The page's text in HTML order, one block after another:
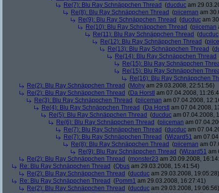
Re(7): Blu Ray Schnäppchen Thread (ducduc am
Re(8): Blu Ray Schnäppchen Thread (piiceman am
Re(9): Blu Ray Schnäppchen Thread (ducduc am
Re(10): Blu Ray Schnäppchen Thread (piiceman
Re(11): Blu Ray Schnäppchen Thread (ducduc
Re(12): Blu Ray Schnäppchen Thread (
Re(13): Blu Ray Schnäppchen Thread (
Re(14): Blu Ray Schnäppchen Thread
Re(15): Blu Ray Schnäppchen
Re(15): Blu Ray Schnäppchen
Re(16): Blu Ray Schnäppchen
Re(2): Blu Ray Schnäppchen Thread (Mohy am 29.03.2008, 22:51:56)
Re(2): Blu Ray Schnäppchen Thread (Da Horstl am 07.04.2008,
Re(3): Blu Ray Schnäppchen Thread (piiceman am 07.04.2008,
Re(4): Blu Ray Schnäppchen Thread (Da Horstl am 07.04.2008,
Re(5): Blu Ray Schnäppchen Thread (ducduc am 07.04.2008,
Re(6): Blu Ray Schnäppchen Thread (piiceman am
Re(7): Blu Ray Schnäppchen Thread (ducduc am
Re(7): Blu Ray Schnäppchen Thread (Wizard51 am
Re(8): Blu Ray Schnäppchen Thread (piiceman am
Re(9): Blu Ray Schnäppchen Thread (Wizard51 am
Re(2): Blu Ray Schnäppchen Thread (monster23 am 20.09.2008,
Re: Blu Ray Schnäppchen Thread (Qbus am 29.03.2008, 15:41:54)
Re(2): Blu Ray Schnäppchen Thread (ducduc am 29.03.2008, 19:05:28)
Re: Blu Ray Schnäppchen Thread (Pomm1 am 29.03.2008, 16:27:41)
Re(2): Blu Ray Schnäppchen Thread (ducduc am 29.03.2008, 19:06:56)